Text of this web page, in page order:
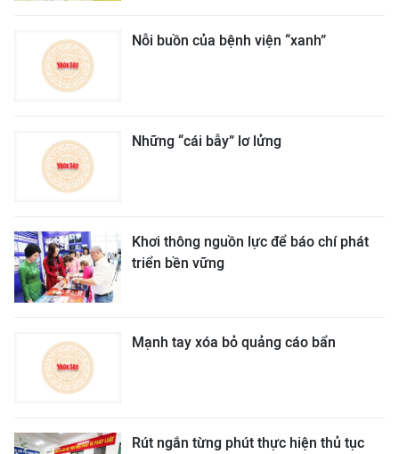
Nỗi buồn của bệnh viện “xanh”
Những “cái bẫy” lơ lửng
Khơi thông nguồn lực để báo chí phát
triển bền vững
Mạnh tay xóa bỏ quảng cáo bẩn
Rút ngắn từng phút thực hiện thủ tục